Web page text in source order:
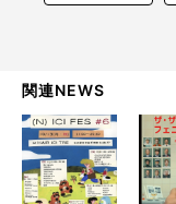
関連NEWS